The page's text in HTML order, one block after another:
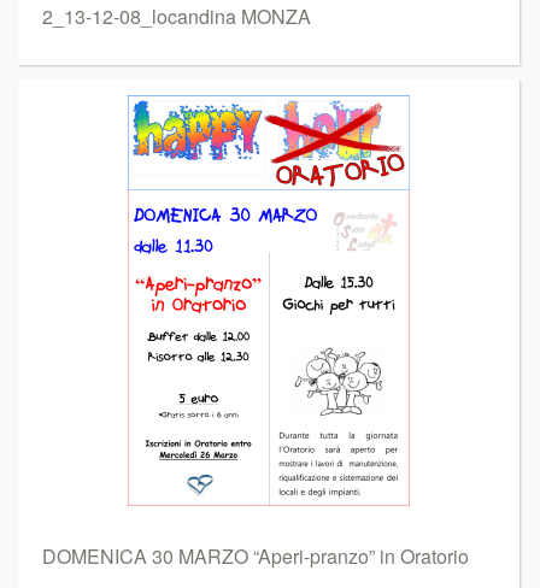
2_13-12-08_locandina MONZA
DOMENICA 30 MARZO “Aperi-pranzo” in Oratorio